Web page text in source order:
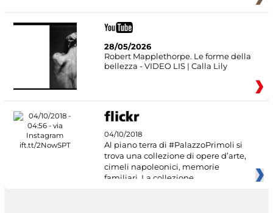
28/05/2026
Robert Mapplethorpe. Le forme della
bellezza - VIDEO LIS | Calla Lily
04/10/2018
Al piano terra di #PalazzoPrimoli si
trova una collezione di opere d’arte,
cimeli napoleonici, memorie
familiari. La collezione